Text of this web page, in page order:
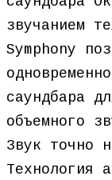
звучанием
Symphony
саундбара
объемного
Звук точно
Технология